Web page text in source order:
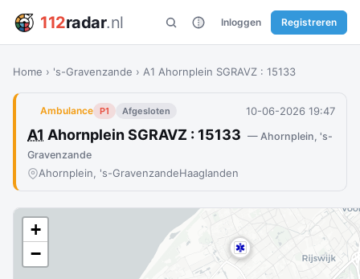
112radar.nl Inloggen Registreren
Home › 's-Gravenzande › A1 Ahornplein SGRAVZ : 15133
Ambulance P1 Afgesloten 10-06-2026 19:47
A1 Ahornplein SGRAVZ : 15133 — Ahornplein, 's-
Gravenzande
Ahornplein, 's-GravenzandeHaaglanden
+
−